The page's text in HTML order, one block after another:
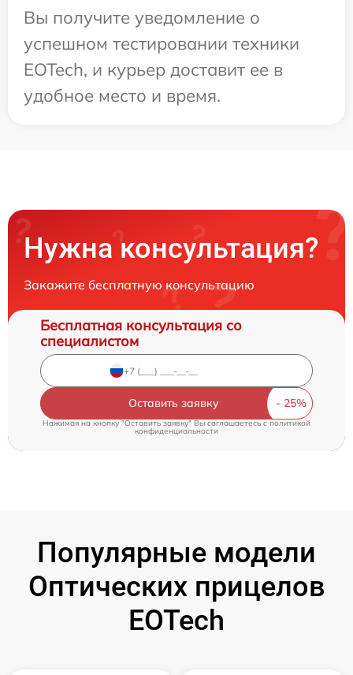
Вы получите уведомление о
успешном тестировании техники
EOTech, и курьер доставит ее в
удобное место и время.
Нужна консультация?
Закажите бесплатную консультацию
Бесплатная консультация со
специалистом
Оставить заявку
Нажимая на кнопку "Оставить заявку" Вы соглашаетесь c политикой
конфиденциальности
Популярные модели
Оптических прицелов
EOTech